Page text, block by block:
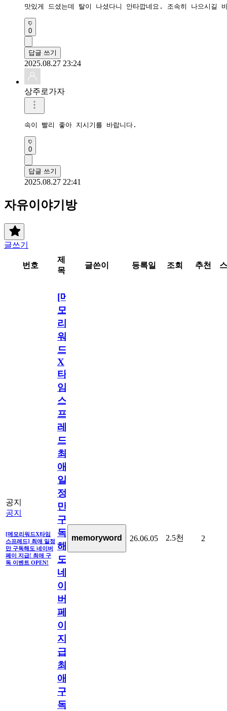
맛있게 드셨는데 탈이 나셨다니 안타깝네요. 조속히 나으시길
0
답글 쓰기
2025.08.27 23:24
상주로가자
속이 빨리 좋아 지시기를 바랍니다.
0
답글 쓰기
2025.08.27 22:41
자유이야기방
글쓰기
번호
제
목
글쓴이 등록일 조회 추천
공지
공지
[메모리워드X타임
스프레드] 최애 일정
만 구독해도 네이버
페이 지급! 최애 구
독 이벤트 OPEN!
[메
모
리
워
드
X
타
임
스
프
레
드]
최
애
일
정
만
구
독
해
도
네
이
버
페
이
지
급!
최
애
구
독
memoryword 26.06.05 2.5천 2